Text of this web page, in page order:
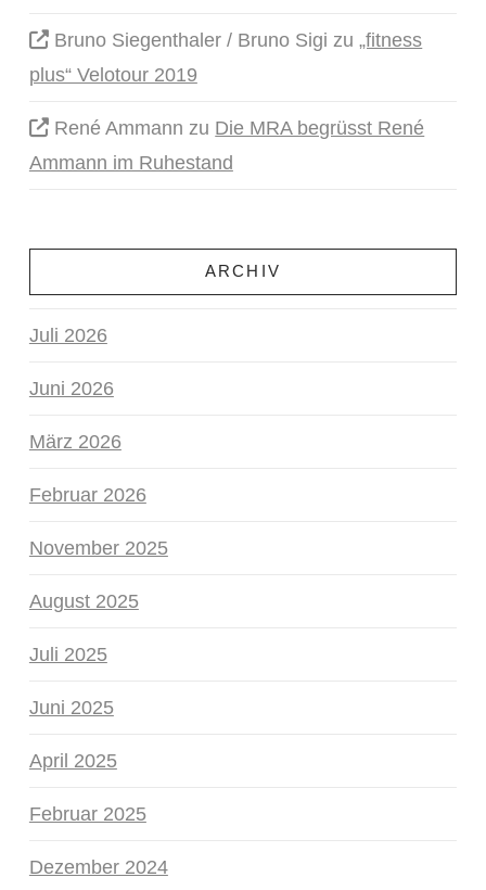
Bruno Siegenthaler / Bruno Sigi zu„fitness
plus“ Velotour 2019
René Ammann zu Die MRA begrüsst René
Ammann im Ruhestand
ARCHIV
Juli 2026
Juni 2026
März 2026
Februar 2026
November 2025
August 2025
Juli 2025
Juni 2025
April 2025
Februar 2025
Dezember 2024